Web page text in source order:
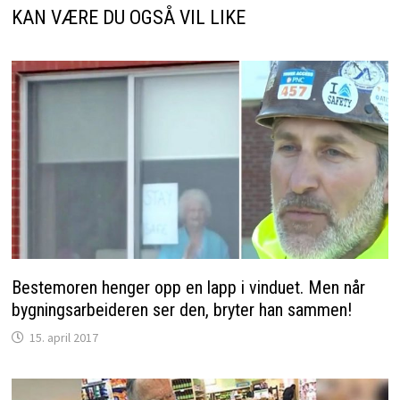
KAN VÆRE DU OGSÅ VIL LIKE
Bestemoren henger opp en lapp i vinduet. Men når
bygningsarbeideren ser den, bryter han sammen!
15. april 2017